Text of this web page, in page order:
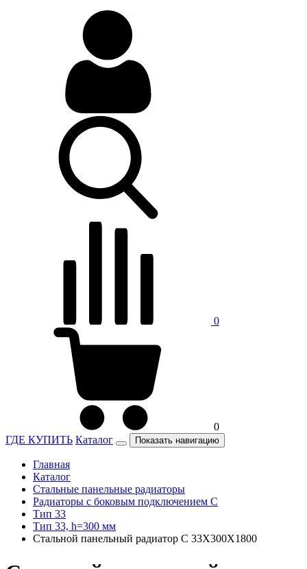
0
0
ГДЕ КУПИТЬ Каталог Показать навигацию
Главная
Каталог
Стальные панельные радиаторы
Радиаторы c боковым подключением C
Тип 33
Тип 33, h=300 мм
Стальной панельный радиатор C 33Х300Х1800